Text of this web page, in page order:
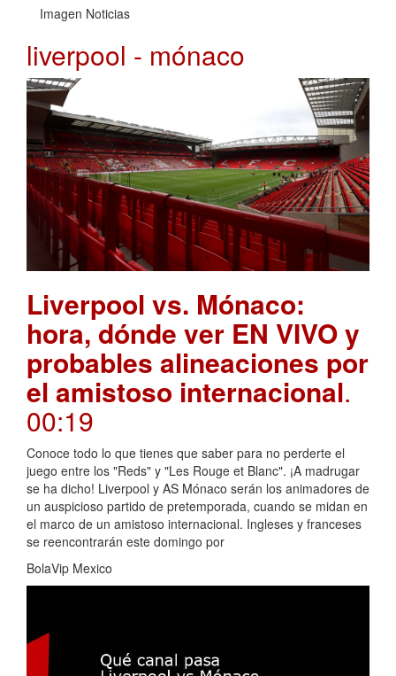
Imagen Noticias
liverpool - mónaco
Liverpool vs. Mónaco:
hora, dónde ver EN VIVO y
probables alineaciones por
el amistoso internacional.
00:19
Conoce todo lo que tienes que saber para no perderte el
juego entre los "Reds" y "Les Rouge et Blanc". ¡A madrugar
se ha dicho! Liverpool y AS Mónaco serán los animadores de
un auspicioso partido de pretemporada, cuando se midan en
el marco de un amistoso internacional. Ingleses y franceses
se reencontrarán este domingo por
BolaVip Mexico